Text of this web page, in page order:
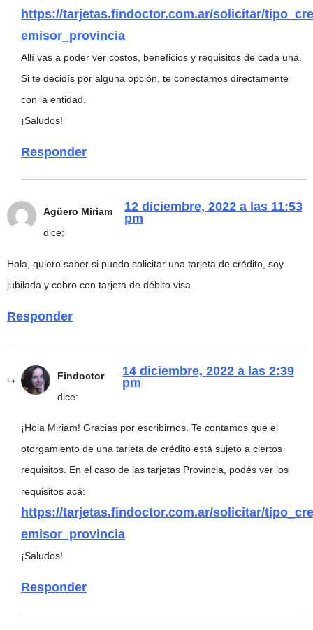
https://tarjetas.findoctor.com.ar/solicitar/
emisor_provincia
Allí vas a poder ver costos, beneficios y requisitos de cada una.
Si te decidís por alguna opción, te conectamos directamente
con la entidad.
¡Saludos!
Responder
Agüero Miriam
dice:
12 diciembre, 2022 a las 11:53
pm
Hola, quiero saber si puedo solicitar una tarjeta de crédito, soy
jubilada y cobro con tarjeta de débito visa
Responder
Findoctor
dice:
14 diciembre, 2022 a las 2:39
pm
¡Hola Miriam! Gracias por escribirnos. Te contamos que el
otorgamiento de una tarjeta de crédito está sujeto a ciertos
requisitos. En el caso de las tarjetas Provincia, podés ver los
requisitos acá:
https://tarjetas.findoctor.com.ar/solicitar/
emisor_provincia
¡Saludos!
Responder